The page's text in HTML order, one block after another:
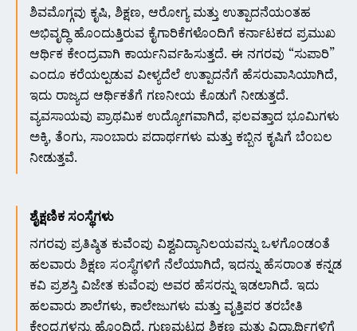
ಶಿವಮೊಗ್ಗವು ಕೃಷಿ, ಶಿಕ್ಷಣ, ಆರೋಗ್ಯ ಮತ್ತು ಉತ್ಪಾದನೆಯಂತಹ
ಅಭಿವೃದ್ಧಿ ಹೊಂದುತ್ತಿರುವ ಕೈಗಾರಿಕೆಗಳೊಂದಿಗೆ ಕರ್ನಾಟಕದ ಪ್ರಮುಖ
ಆರ್ಥಿಕ ಕೇಂದ್ರವಾಗಿ ಕಾರ್ಯನಿರ್ವಹಿಸುತ್ತದೆ. ಈ ನಗರವು “ಸುಪಾರಿ”
ಎಂದೂ ಕರೆಯಲ್ಪಡುವ ವೀಳ್ಯದೆಲೆ ಉತ್ಪಾದನೆಗೆ ಹೆಸರುವಾಸಿಯಾಗಿದೆ,
ಇದು ರಾಜ್ಯದ ಆರ್ಥಿಕತೆಗೆ ಗಣನೀಯ ಕೊಡುಗೆ ನೀಡುತ್ತದೆ.
ವ್ಯವಸಾಯವು ಪ್ರಾಥಮಿಕ ಉದ್ಯೋಗವಾಗಿದೆ, ಫಲವತ್ತಾದ ಭೂಮಿಗಳು
ಅಕ್ಕಿ, ತೆಂಗು, ಸಾಂಬಾರು ಪದಾರ್ಥಗಳು ಮತ್ತು ಕಬ್ಬಿನ ಕೃಷಿಗೆ ಬೆಂಬಲ
ನೀಡುತ್ತವೆ.
ಶೈಕ್ಷಣಿಕ ಸಂಸ್ಥೆಗಳು
ನಗರವು ಪ್ರತಿಷ್ಠಿತ ಕುವೆಂಪು ವಿಶ್ವವಿದ್ಯಾನಿಲಯವನ್ನು ಒಳಗೊಂಡಂತೆ
ಹಲವಾರು ಶಿಕ್ಷಣ ಸಂಸ್ಥೆಗಳಿಗೆ ನೆಲೆಯಾಗಿದೆ, ಇದನ್ನು ಹೆಸರಾಂತ ಕನ್ನಡ
ಕವಿ ಪ್ರಶಸ್ತಿ ವಿಜೇತ ಕುವೆಂಪು ಅವರ ಹೆಸರನ್ನು ಇಡಲಾಗಿದೆ. ಇದು
ಹಲವಾರು ಶಾಲೆಗಳು, ಕಾಲೇಜುಗಳು ಮತ್ತು ವೃತ್ತಿಪರ ತರಬೇತಿ
ಕೇಂದ್ರಗಳನ್ನು ಹೊಂದಿದೆ, ಗುಣಮಟ್ಟದ ಶಿಕ್ಷಣ ಮತ್ತು ವಿದ್ಯಾರ್ಥಿಗಳಿಗೆ